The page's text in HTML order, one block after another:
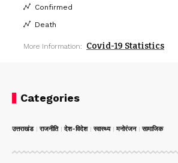
Confirmed
Death
More Information: Covid-19 Statistics
Categories
उत्तराखंड राजनीति देश-विदेश स्वास्थ्य मनोरंजन सामाजिक